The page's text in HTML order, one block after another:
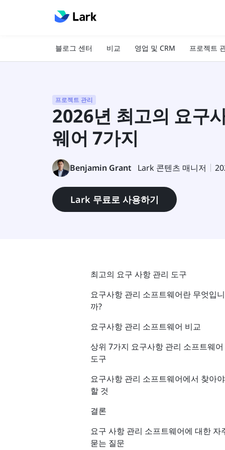
블로그 센터 비교 영업 및 CRM 프로젝트
프로젝트 관리
2026년 최고의 요구
웨어 7가지
Benjamin Grant Lark 콘텐츠 매니저
Lark 무료로 사용하기
최고의 요구 사항 관리 도구
요구사항 관리 소프트웨어란 무엇입니
까?
요구사항 관리 소프트웨어 비교
상위 7가지 요구사항 관리 소프트웨어
도구
요구사항 관리 소프트웨어에서 찾아야
할 것
결론
요구 사항 관리 소프트웨어에 대한 자
묻는 질문